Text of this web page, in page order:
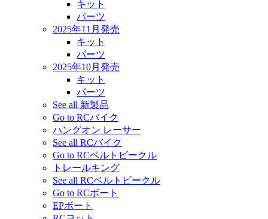
キット
パーツ
2025年11月発売
キット
パーツ
2025年10月発売
キット
パーツ
See all 新製品
Go to RCバイク
ハングオン レーサー
See all RCバイク
Go to RCベルトビークル
トレールキング
See all RCベルトビークル
Go to RCボート
EPボート